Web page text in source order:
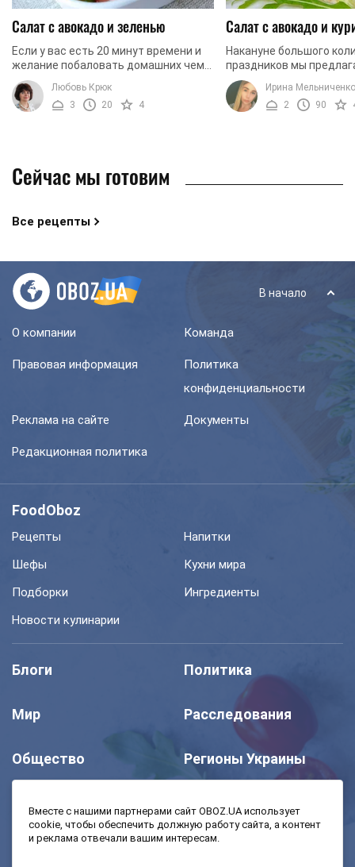
Салат с авокадо и зеленью
Если у вас есть 20 минут времени и
желание побаловать домашних чем-
то вкусненьким, задержитесь на этой
странице еще на пару минут. Мы
предлагаем вам ...
Любовь Крюк
3
20 4
Салат с авокадо и
Накануне большого
праздников мы
пополнить свою
оригинальным,
невероятно вкусным
Ирина Мельниченко
2
90
Сейчас мы готовим
Все рецепты
В начало
О компании Команда
Правовая информация
Политика
конфиденциальности
Реклама на сайте Документы
Редакционная политика
FoodOboz
Рецепты
Напитки
Шефы
Кухни мира
Подборки
Ингредиенты
Новости кулинарии
Блоги Политика
Мир Расследования
Общество Регионы Украины
Шоу Спорт
Моя школа Авто
Вместе с нашими партнерами сайт OBOZ.UA использует
cookie, чтобы обеспечить должную работу сайта, а контент
и реклама отвечали вашим интересам.